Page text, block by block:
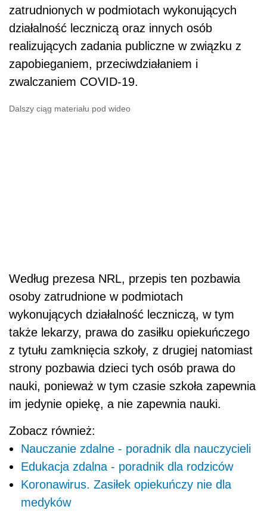
zatrudnionych w podmiotach wykonujących
działalność leczniczą oraz innych osób
realizujących zadania publiczne w związku z
zapobieganiem, przeciwdziałaniem i
zwalczaniem COVID-19.
Dalszy ciąg materiału pod wideo
Według prezesa NRL, przepis ten pozbawia
osoby zatrudnione w podmiotach
wykonujących działalność leczniczą, w tym
także lekarzy, prawa do zasiłku opiekuńczego
z tytułu zamknięcia szkoły, z drugiej natomiast
strony pozbawia dzieci tych osób prawa do
nauki, ponieważ w tym czasie szkoła zapewnia
im jedynie opiekę, a nie zapewnia nauki.
Zobacz również:
Nauczanie zdalne - poradnik dla nauczycieli
Edukacja zdalna - poradnik dla rodziców
Koronawirus. Zasiłek opiekuńczy nie dla
medyków